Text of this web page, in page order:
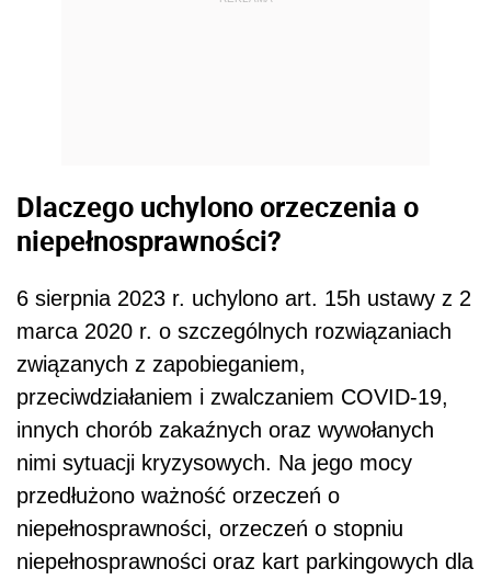
Dlaczego uchylono orzeczenia o
niepełnosprawności?
6 sierpnia 2023 r. uchylono art. 15h ustawy z 2
marca 2020 r. o szczególnych rozwiązaniach
związanych z zapobieganiem,
przeciwdziałaniem i zwalczaniem COVID-19,
innych chorób zakaźnych oraz wywołanych
nimi sytuacji kryzysowych. Na jego mocy
przedłużono ważność orzeczeń o
niepełnosprawności, orzeczeń o stopniu
niepełnosprawności oraz kart parkingowych dla